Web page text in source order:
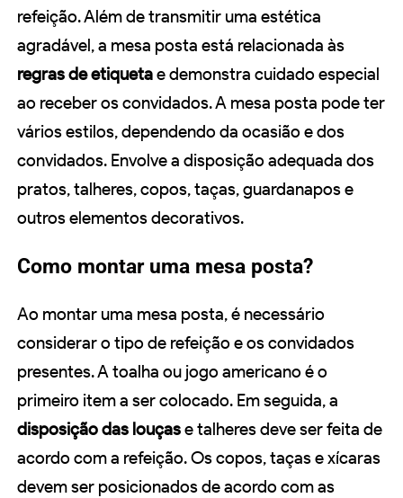
refeição. Além de transmitir uma estética
agradável, a mesa posta está relacionada às
regras de etiquetae demonstra cuidado especial
ao receber os convidados. A mesa posta pode ter
vários estilos, dependendo da ocasião e dos
convidados. Envolve a disposição adequada dos
pratos, talheres, copos, taças, guardanapos e
outros elementos decorativos.
Como montar uma mesa posta?
Ao montar uma mesa posta, é necessário
considerar o tipo de refeição e os convidados
presentes. A toalha ou jogo americano é o
primeiro item a ser colocado. Em seguida, a
disposição das louçase talheres deve ser feita de
acordo com a refeição. Os copos, taças e xícaras
devem ser posicionados de acordo com as